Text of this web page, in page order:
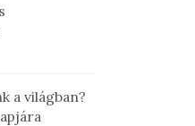
a világban?